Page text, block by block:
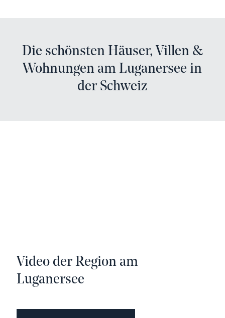
Die schönsten Häuser, Villen &
Wohnungen am Luganersee in
der Schweiz
Video der Region am
Luganersee